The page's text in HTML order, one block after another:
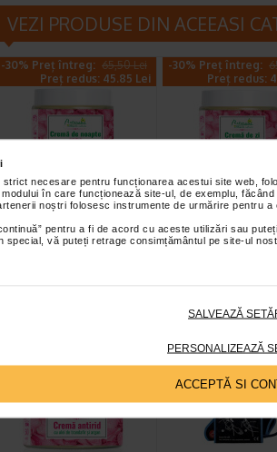
necesare pentru funcționarea acestui site web,
în care funcționează site-ul, de exemplu,
noștri folosesc instrumente de urmărire pentru
pentru a fi de acord cu aceste utilizări sau
special, vă puteți retrage consimțământul pe site-ul
SALVEAZĂ
PERSONALIZEAZĂ
ACCEPTĂ SI
VEZI PRODUSE DIN ACEEASI
-30% Preț întreg: 65,50 Lei
Preț redus: 45.85 Lei
Crema de noapte
NATURALIS
-30% Preț întreg:
Preț redus:
Crema de zi
calmanta, 50
Preț redus: 49.63 Lei